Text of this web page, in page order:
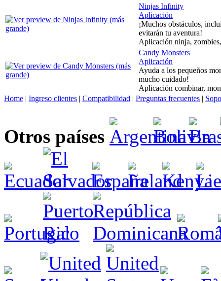
Ninjas Infinity
Aplicación
¡Muchos obstáculos,
evitarán tu aventura!
Aplicación ninja,
Candy Monsters
Aplicación
Ayuda a los pequeños
mucho cuidado!
Aplicación combinar,
Home | Ingreso clientes | Compatibilidad | Preguntas frecuentes |
Otros países